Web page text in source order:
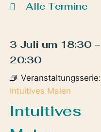
Alle Termine
3 Juli um 18:30 –
20:30
Veranstaltungsserie:
Intuitives Malen
Intuitives